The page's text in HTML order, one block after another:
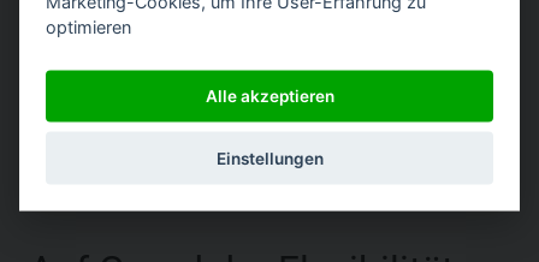
|
optimieren
Alle akzeptieren
Einstellungen